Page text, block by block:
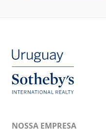
NOSSA EMPRESA